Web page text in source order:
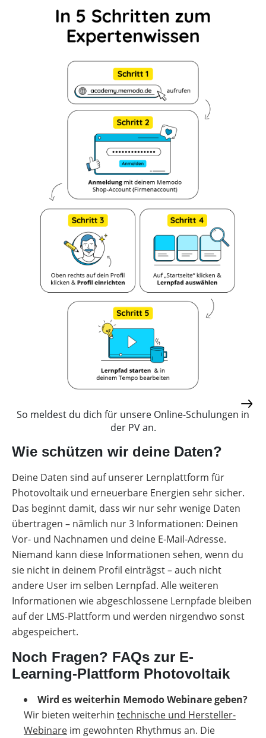
So meldest du dich für unsere Online-Schulungen in
der PV an.
Wie schützen wir deine Daten?
Deine Daten sind auf unserer Lernplattform für
Photovoltaik und erneuerbare Energien sehr sicher.
Das beginnt damit, dass wir nur sehr wenige Daten
übertragen – nämlich nur 3 Informationen: Deinen
Vor- und Nachnamen und deine E-Mail-Adresse.
Niemand kann diese Informationen sehen, wenn du
sie nicht in deinem Profil einträgst – auch nicht
andere User im selben Lernpfad. Alle weiteren
Informationen wie abgeschlossene Lernpfade bleiben
auf der LMS-Plattform und werden nirgendwo sonst
abgespeichert.
Noch Fragen? FAQs zur E-
Learning-Plattform Photovoltaik
Wird es weiterhin Memodo Webinare geben?
Wir bieten weiterhin technische und Hersteller-
Webinare im gewohnten Rhythmus an. Die